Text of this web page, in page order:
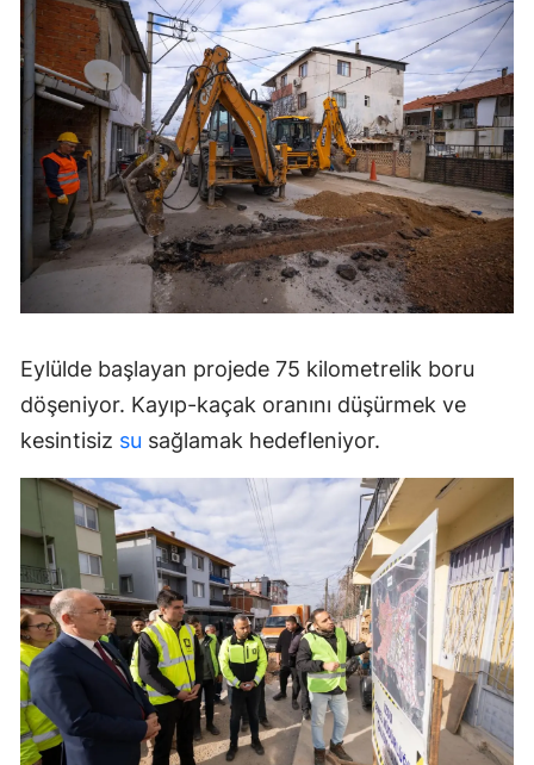
Eylülde başlayan projede 75 kilometrelik boru
döşeniyor. Kayıp-kaçak oranını düşürmek ve
kesintisiz su sağlamak hedefleniyor.